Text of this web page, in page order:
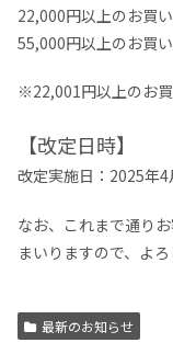
22,000円以上のお買
55,000円以上のお買
※22,001円以上のお
【改定日時】
改定実施日：2025年4
なお、これまで通り
まいりますので、よ
最新のお知らせ